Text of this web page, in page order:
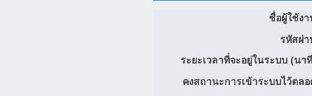
ชื่อผู้ใช้ง
รหัสผ่
ระยะเวลาที่จะอยู่ในระบบ (นา
คงสถานะการเข้าระบบไว้ตล